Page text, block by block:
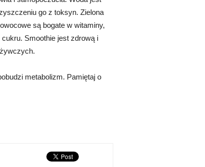
go z toksyn. Zielona
są bogate w witaminy,
Smoothie jest zdrową i
metabolizm. Pamiętaj o